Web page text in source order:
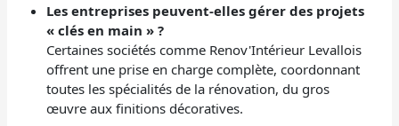
Les entreprises peuvent-elles gérer des projets
« clés en main » ?
Certaines sociétés comme Renov'Intérieur Levallois
offrent une prise en charge complète, coordonnant
toutes les spécialités de la rénovation, du gros
œuvre aux finitions décoratives.